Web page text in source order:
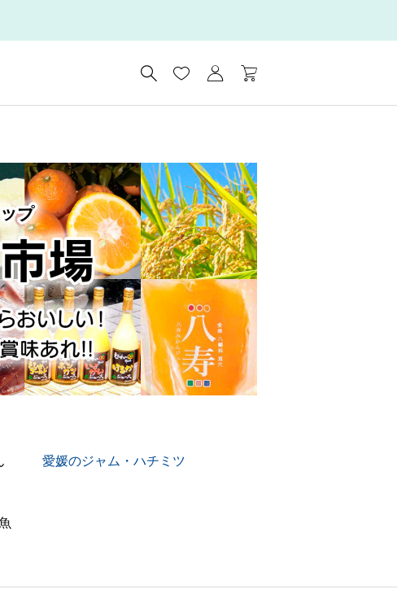
愛媛のジャム・ハチミツ